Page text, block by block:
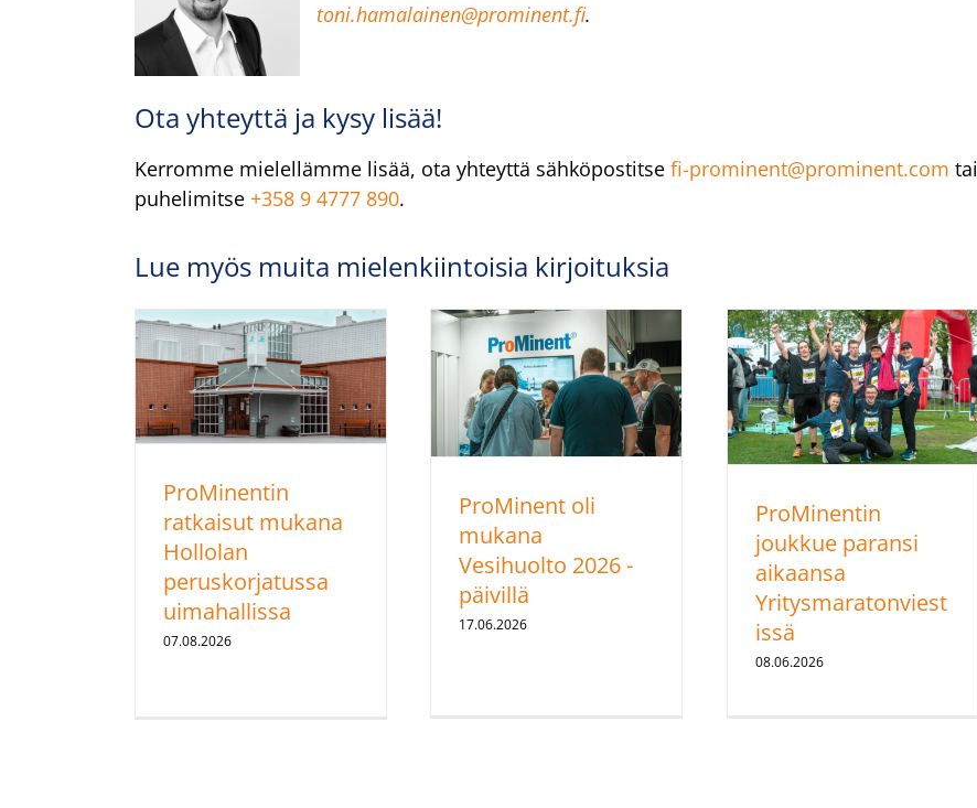
toni.hamalainen@prominent.fi.
Ota yhteyttä ja kysy lisää!
Kerromme mielellämme lisää, ota yhteyttä sähköpostitse fi-prominent@prominent.com tai
puhelimitse +358 9 4777 890.
Lue myös muita mielenkiintoisia kirjoituksia
ProMinentin
ratkaisut mukana
Hollolan
peruskorjatussa
uimahallissa
07.08.2026
ProMinent oli
mukana
Vesihuolto 2026 -
päivillä
17.06.2026
ProMinentin
joukkue paransi
aikaansa
Yritysmaratonviest
issä
08.06.2026